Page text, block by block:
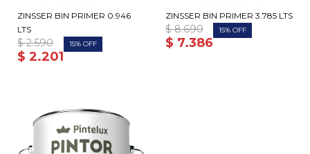
ZINSSER BIN PRIMER 0.946
LTS
$ 2.201
$ 2.590 15
ZINSSER BIN PRIMER 3.785 LTS
$ 7.386
$ 8.690 15